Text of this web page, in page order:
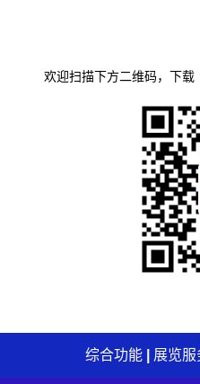
欢迎扫描下方二维码，下载
综合功能 展览服